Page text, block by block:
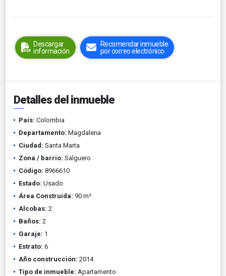
Descargar
información
Recomendar inmueble
por correo electrónico
Detalles del inmueble
País: Colombia
Departamento: Magdalena
Ciudad: Santa Marta
Zona / barrio: Salguero
Código: 8966610
Estado: Usado
Área Construida: 90 m²
Alcobas: 2
Baños: 2
Garaje: 1
Estrato: 6
Año construcción: 2014
Tipo de inmueble: Apartamento